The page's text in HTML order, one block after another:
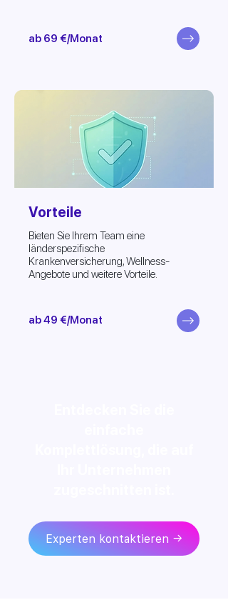
ab 69 €/Monat
Vorteile
Bieten Sie Ihrem Team eine
länderspezifische
Krankenversicherung, Wellness-
Angebote und weitere Vorteile.
ab 49 €/Monat
Experten kontaktieren →